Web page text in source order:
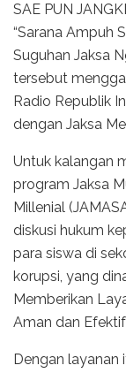
SAE PUN
“Sarana Ampuh
Suguhan Jaksa
tersebut
Radio Republik
dengan Jaksa
Untuk kalangan
program Jaksa
Millenial
diskusi hukum
para siswa di
korupsi, yang
Memberikan
Aman dan
Dengan layanan